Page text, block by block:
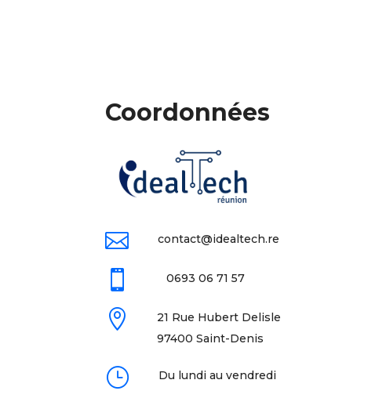
Coordonnées
 contact@idealtech.re
 0693 06 71 57

21 Rue Hubert Delisle
97400 Saint-Denis
} Du lundi au vendredi